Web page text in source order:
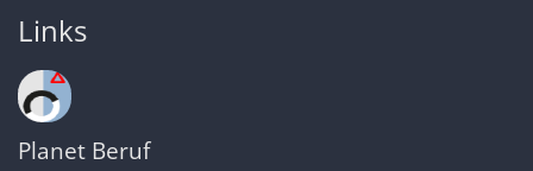
Links
Planet Beruf